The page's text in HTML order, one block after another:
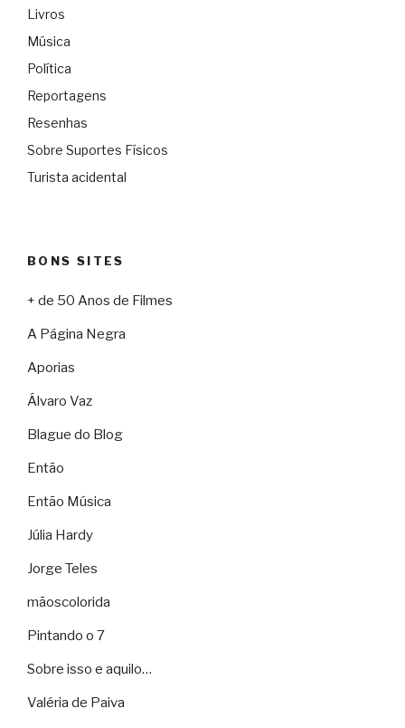
Livros
Música
Política
Reportagens
Resenhas
Sobre Suportes Físicos
Turista acidental
BONS SITES
+ de 50 Anos de Filmes
A Página Negra
Aporias
Álvaro Vaz
Blague do Blog
Então
Então Música
Júlia Hardy
Jorge Teles
mãoscolorida
Pintando o 7
Sobre isso e aquilo…
Valéria de Paiva